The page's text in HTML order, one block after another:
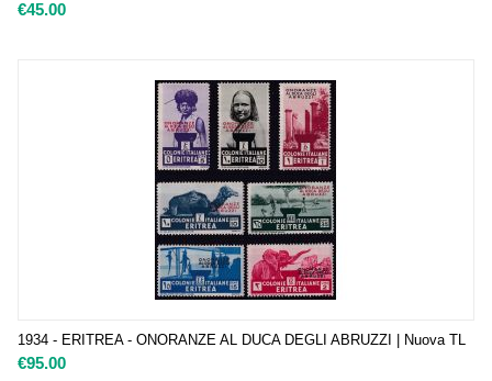
€45.00
1934 - ERITREA - ONORANZE AL DUCA DEGLI ABRUZZI | Nuova TL
€95.00